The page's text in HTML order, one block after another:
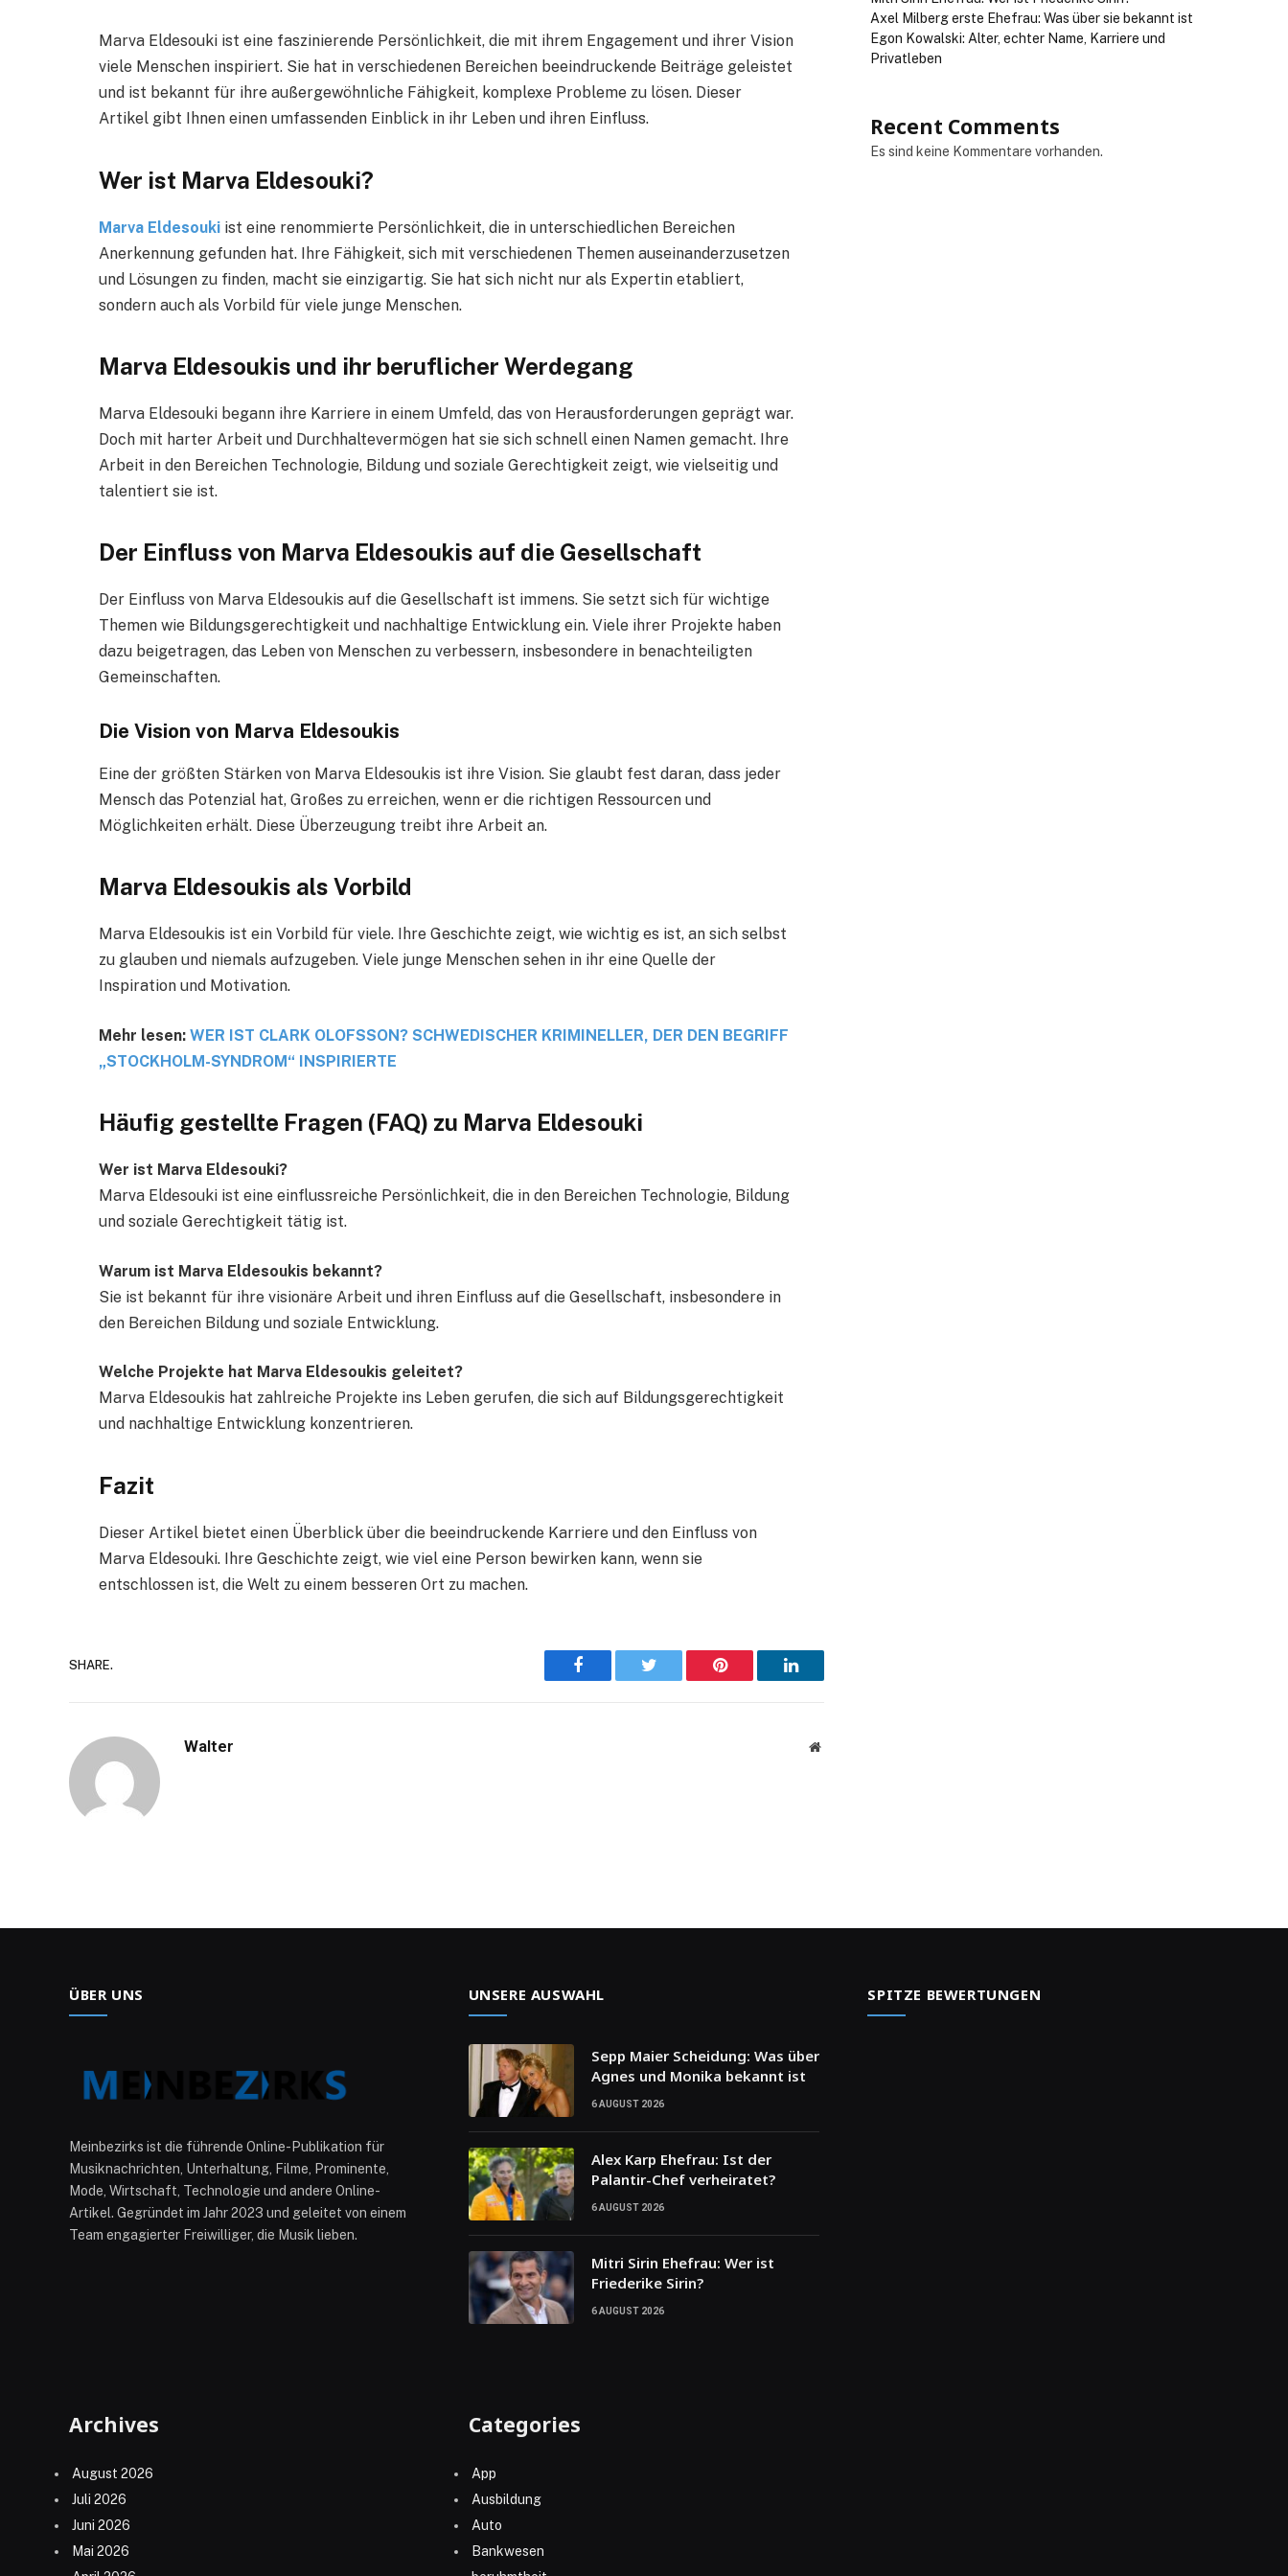
Marva Eldesouki ist eine faszinierende Persönlichkeit, die mit ihrem Engagement und ihrer Vision
viele Menschen inspiriert. Sie hat in verschiedenen Bereichen beeindruckende Beiträge geleistet
und ist bekannt für ihre außergewöhnliche Fähigkeit, komplexe Probleme zu lösen. Dieser
Artikel gibt Ihnen einen umfassenden Einblick in ihr Leben und ihren Einfluss.
Wer ist Marva Eldesouki?
Marva Eldesouki ist eine renommierte Persönlichkeit, die in unterschiedlichen Bereichen
Anerkennung gefunden hat. Ihre Fähigkeit, sich mit verschiedenen Themen auseinanderzusetzen
und Lösungen zu finden, macht sie einzigartig. Sie hat sich nicht nur als Expertin etabliert,
sondern auch als Vorbild für viele junge Menschen.
Marva Eldesoukis und ihr beruflicher Werdegang
Marva Eldesouki begann ihre Karriere in einem Umfeld, das von Herausforderungen geprägt war.
Doch mit harter Arbeit und Durchhaltevermögen hat sie sich schnell einen Namen gemacht. Ihre
Arbeit in den Bereichen Technologie, Bildung und soziale Gerechtigkeit zeigt, wie vielseitig und
talentiert sie ist.
Der Einfluss von Marva Eldesoukis auf die Gesellschaft
Der Einfluss von Marva Eldesoukis auf die Gesellschaft ist immens. Sie setzt sich für wichtige
Themen wie Bildungsgerechtigkeit und nachhaltige Entwicklung ein. Viele ihrer Projekte haben
dazu beigetragen, das Leben von Menschen zu verbessern, insbesondere in benachteiligten
Gemeinschaften.
Die Vision von Marva Eldesoukis
Eine der größten Stärken von Marva Eldesoukis ist ihre Vision. Sie glaubt fest daran, dass jeder
Mensch das Potenzial hat, Großes zu erreichen, wenn er die richtigen Ressourcen und
Möglichkeiten erhält. Diese Überzeugung treibt ihre Arbeit an.
Marva Eldesoukis als Vorbild
Marva Eldesoukis ist ein Vorbild für viele. Ihre Geschichte zeigt, wie wichtig es ist, an sich selbst
zu glauben und niemals aufzugeben. Viele junge Menschen sehen in ihr eine Quelle der
Inspiration und Motivation.
Mehr lesen: WER IST CLARK OLOFSSON? SCHWEDISCHER KRIMINELLER, DER DEN BEGRIFF
„STOCKHOLM-SYNDROM“ INSPIRIERTE
Häufig gestellte Fragen (FAQ) zu Marva Eldesouki
Wer ist Marva Eldesouki?
Marva Eldesouki ist eine einflussreiche Persönlichkeit, die in den Bereichen Technologie, Bildung
und soziale Gerechtigkeit tätig ist.
Warum ist Marva Eldesoukis bekannt?
Sie ist bekannt für ihre visionäre Arbeit und ihren Einfluss auf die Gesellschaft, insbesondere in
den Bereichen Bildung und soziale Entwicklung.
Welche Projekte hat Marva Eldesoukis geleitet?
Marva Eldesoukis hat zahlreiche Projekte ins Leben gerufen, die sich auf Bildungsgerechtigkeit
und nachhaltige Entwicklung konzentrieren.
Fazit
Dieser Artikel bietet einen Überblick über die beeindruckende Karriere und den Einfluss von
Marva Eldesouki. Ihre Geschichte zeigt, wie viel eine Person bewirken kann, wenn sie
entschlossen ist, die Welt zu einem besseren Ort zu machen.
SHARE.
Facebook Twitter Pinterest LinkedIn
Walter Website
Axel Milberg erste Ehefrau: Was über sie bekannt ist
Egon Kowalski: Alter, echter Name, Karriere und
Privatleben
Recent Comments
Es sind keine Kommentare vorhanden.
ÜBER UNS
Meinbezirks ist die führende Online-Publikation für
Musiknachrichten, Unterhaltung, Filme, Prominente,
Mode, Wirtschaft, Technologie und andere Online-
Artikel. Gegründet im Jahr 2023 und geleitet von einem
Team engagierter Freiwilliger, die Musik lieben.
UNSERE AUSWAHL
Sepp Maier Scheidung: Was über
Agnes und Monika bekannt ist
6 AUGUST 2026
Alex Karp Ehefrau: Ist der
Palantir-Chef verheiratet?
6 AUGUST 2026
Mitri Sirin Ehefrau: Wer ist
Friederike Sirin?
6 AUGUST 2026
SPITZE BEWERTUNGEN
Archives
August 2026
Juli 2026
Juni 2026
Mai 2026
Categories
App
Ausbildung
Auto
Bankwesen